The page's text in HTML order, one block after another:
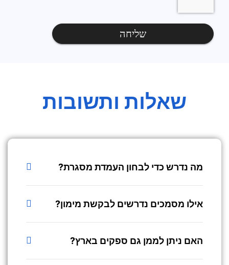
שליחה
שאלות ותשובות
מה נדרש כדי לבחון העמדת מסגרת?
אילו מסמכים נדרשים לבקשת מימון?
האם ניתן לממן גם ספקים בארץ?